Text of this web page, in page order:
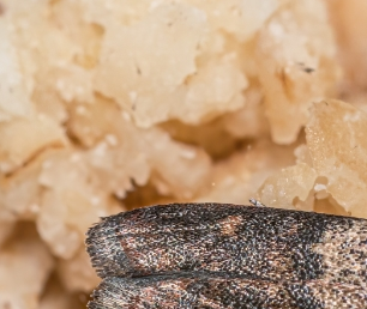
Exterminateur Pointe-aux-Trembles
Exterminateur Villeray-St-Michel-Parc-
Exterminateur Rosemont / La Petite Patrie
Exterminateur Rivière-des-Prairies
Exterminateur St-Léonard